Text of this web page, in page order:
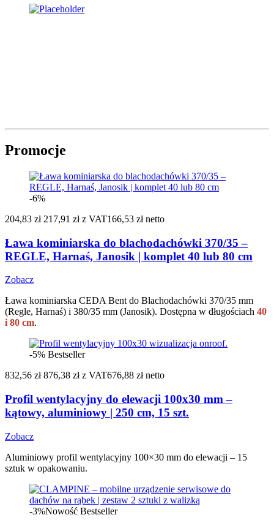
Promocje
-6%
204,83 zł 217,91 zł z VAT166,53 zł netto
Ława kominiarska do blachodachówki 370/35 –
REGLE, Harnaś, Janosik | komplet 40 lub 80 cm
Zobacz
Ława kominiarska CEDA Bent do Blachodachówki 370/35 mm
(Regle, Harnaś) i 380/35 mm (Janosik). Dostępna w długościach 40
i 80 cm.
-5% Bestseller
832,56 zł 876,38 zł z VAT676,88 zł netto
Profil wentylacyjny do elewacji 100x30 mm –
kątowy, aluminiowy | 250 cm, 15 szt.
Zobacz
Aluminiowy profil wentylacyjny 100×30 mm do elewacji – 15
sztuk w opakowaniu.
-3%Nowość Bestseller